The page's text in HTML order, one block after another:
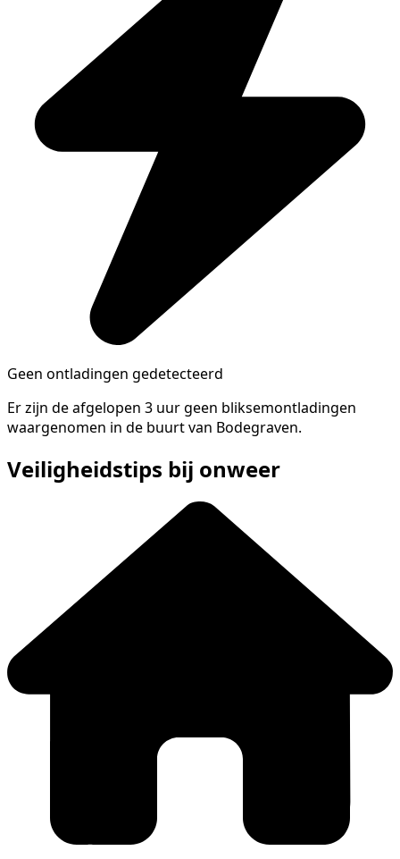
Geen ontladingen gedetecteerd
Er zijn de afgelopen 3 uur geen bliksemontladingen
waargenomen in de buurt van Bodegraven.
Veiligheidstips bij onweer